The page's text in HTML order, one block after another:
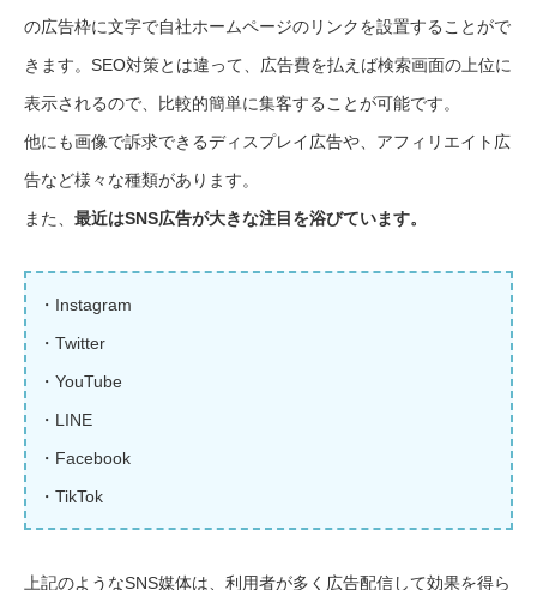
の広告枠に文字で自社ホームページのリンクを設置することがで
きます。SEO対策とは違って、広告費を払えば検索画面の上位に
表示されるので、比較的簡単に集客することが可能です。
他にも画像で訴求できるディスプレイ広告や、アフィリエイト広
告など様々な種類があります。
また、 最近はSNS広告が大きな注目を浴びています。
・Instagram
・Twitter
・YouTube
・LINE
・Facebook
・TikTok
上記のようなSNS媒体は、利用者が多く広告配信して効果を得ら